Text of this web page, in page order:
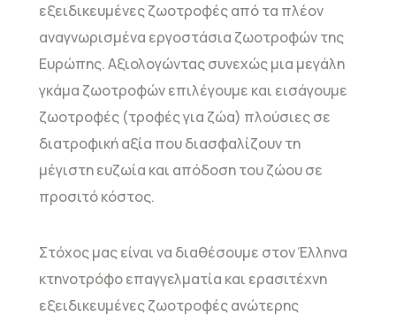
εξειδικευμένες ζωοτροφές από τα πλέον
αναγνωρισμένα εργοστάσια ζωοτροφών της
Ευρώπης. Αξιολογώντας συνεχώς μια μεγάλη
γκάμα ζωοτροφών επιλέγουμε και εισάγουμε
ζωοτροφές (τροφές για ζώα) πλούσιες σε
διατροφική αξία που διασφαλίζουν τη
μέγιστη ευζωία και απόδοση του ζώου σε
προσιτό κόστος.
Στόχος μας είναι να διαθέσουμε στον Έλληνα
κτηνοτρόφο επαγγελματία και ερασιτέχνη
εξειδικευμένες ζωοτροφές ανώτερης